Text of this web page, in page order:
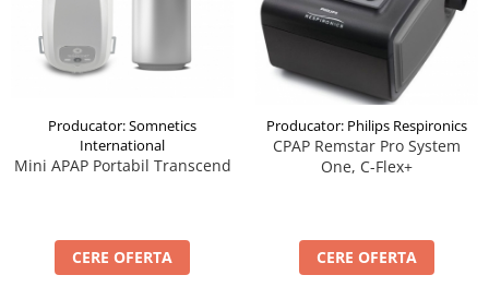
Producator: Somnetics
International
Mini APAP Portabil Transcend
CERE OFERTA
Producator: Philips Respironics
CPAP Remstar Pro System
One, C-Flex+
CERE OFERTA